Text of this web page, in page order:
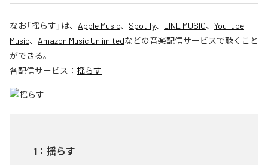
なお「揺らす 」は、 Apple Music、 Spotify、 LINE MUSIC、 YouTube
Music、 Amazon Music Unlimitedなどの音楽配信サービスで聴くこと
ができる。
各配信サービス： 揺らす
1 ： 揺らす